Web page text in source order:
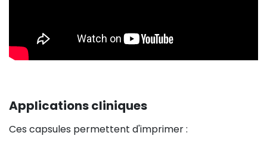
Applications cliniques
Ces capsules permettent d'imprimer :